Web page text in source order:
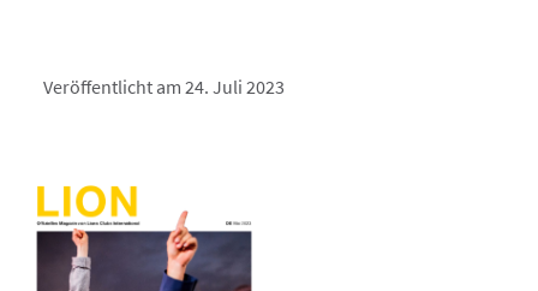
Veröffentlicht am 24. Juli 2023